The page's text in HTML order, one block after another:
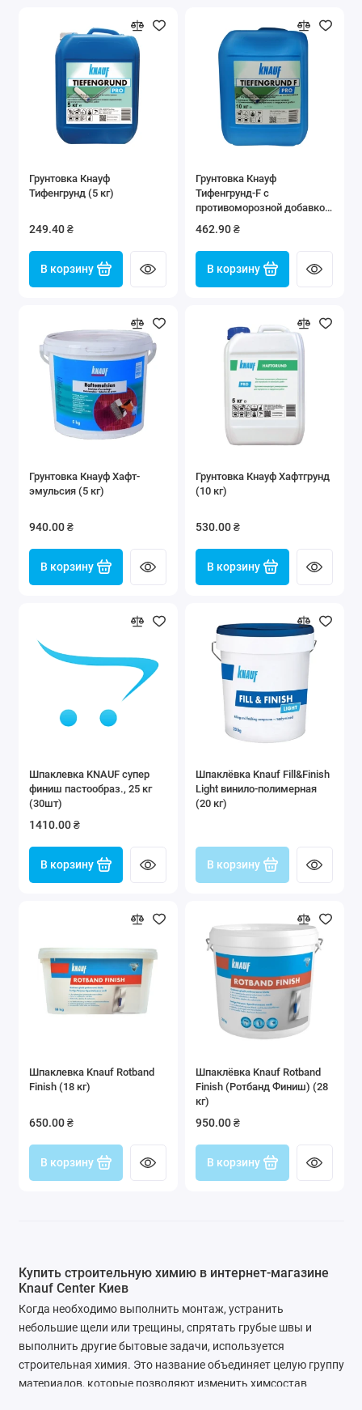
Грунтовка Кнауф
Тифенгрунд (5 кг)
249.40 ₴
В корзину
Грунтовка Кнауф
Тифенгрунд-F с
противоморозной добавкой
462.90 ₴
В корзину
Грунтовка Кнауф Хафт-
эмульсия (5 кг)
940.00 ₴
В корзину
Грунтовка Кнауф Хафтгрунд
(10 кг)
530.00 ₴
В корзину
Шпаклевка KNAUF супер
финиш пастообраз., 25 кг
(30шт)
1410.00 ₴
В корзину
Шпаклёвка Knauf Fill&Finish
Light винило-полимерная
(20 кг)
В корзину
Шпаклевка Knauf Rotband
Finish (18 кг)
650.00 ₴
В корзину
Шпаклёвка Knauf Rotband
Finish (Ротбанд Финиш) (28
кг)
950.00 ₴
В корзину
Купить строительную химию в интернет-магазине
Knauf Center Киев
Когда необходимо выполнить монтаж, устранить
небольшие щели или трещины, спрятать грубые швы и
выполнить другие бытовые задачи, используется
строительная химия. Это название объединяет целую группу
материалов, которые позволяют изменить химсостав